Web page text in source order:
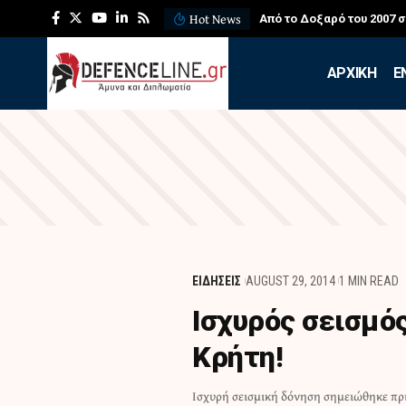
Hot News Από το Δοξαρό του 2007
APXIKH
ΕΙΔΗΣΕΙΣ AUGUST 29, 2014 1 MIN READ
Ισχυρός
Κρήτη!
Ισχυρή σεισμική δόνηση σημειώθηκε
ήταν μεγάλος σε διάρκεια. Ο